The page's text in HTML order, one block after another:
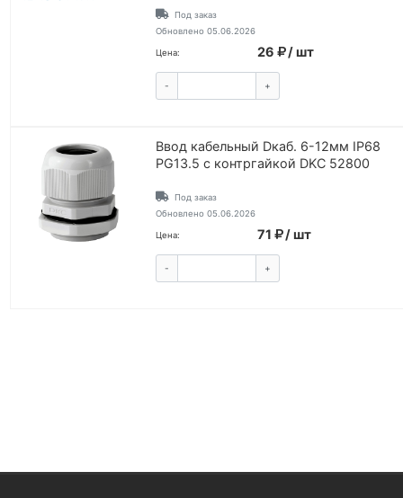
Под заказ
Обновлено 05.06.2026
Цена: 26 / шт
- +
Ввод кабельный Dкаб. 6-12мм IP68
PG13.5 с контргайкой DKC 52800
Под заказ
Обновлено 05.06.2026
Цена: 71 / шт
- +